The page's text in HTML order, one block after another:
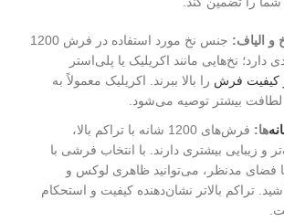
و الیاف:
جنس نخ مورد استفاده در فرش 1200
دارد؛ نخ‌هایی مانند اکریلیک یا پلی‌استر
کیفیت فرش را بالا ببرند. اکریلیک معمولاً به
بیشتر توصیه می‌شود.
ها:
فرش‌های 1200 شانه با تراکم بالا،
زیبایی بیشتری دارند. با انتخاب فرشی با
فضای مدنظر، می‌توانید ظاهری لوکس و
تراکم بالاتر نشان‌دهنده کیفیت و استحکام